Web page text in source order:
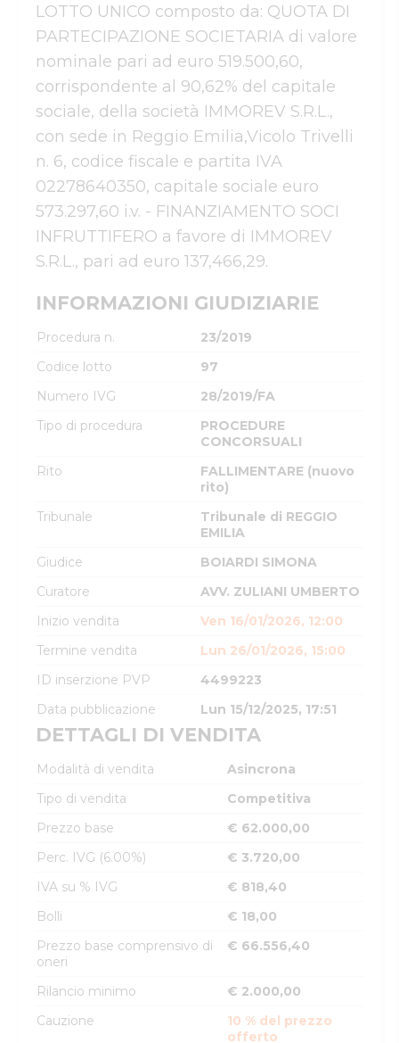
LOTTO UNICO composto da: QUOTA DI
PARTECIPAZIONE SOCIETARIA di valore
nominale pari ad euro 519.500,60,
corrispondente al 90,62% del capitale
sociale, della società IMMOREV S.R.L.,
con sede in Reggio Emilia,Vicolo Trivelli
n. 6, codice fiscale e partita IVA
02278640350, capitale sociale euro
573.297,60 i.v. - FINANZIAMENTO SOCI
INFRUTTIFERO a favore di IMMOREV
S.R.L., pari ad euro 137,466,29.
INFORMAZIONI GIUDIZIARIE
Procedura n.
23/2019
Codice lotto
97
Numero IVG
28/2019/FA
Tipo di procedura
PROCEDURE
CONCORSUALI
Rito
FALLIMENTARE (nuovo
rito)
Tribunale
Tribunale di REGGIO
EMILIA
Giudice
BOIARDI SIMONA
Curatore
AVV. ZULIANI UMBERTO
Inizio vendita
Ven 16/01/2026, 12:00
Termine vendita
Lun 26/01/2026, 15:00
ID inserzione PVP
4499223
Data pubblicazione
Lun 15/12/2025, 17:51
DETTAGLI DI VENDITA
Modalità di vendita
Asincrona
Tipo di vendita
Competitiva
Prezzo base
€ 62.000,00
Perc. IVG (6.00%)
€ 3.720,00
IVA su % IVG
€ 818,40
Bolli
€ 18,00
Prezzo base comprensivo di
oneri
€ 66.556,40
Rilancio minimo
€ 2.000,00
Cauzione
10 % del prezzo
offerto